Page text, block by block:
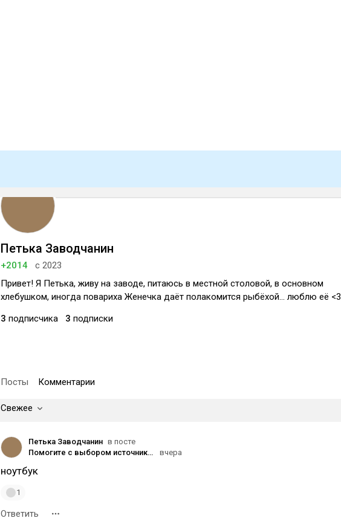
Петька Заводчанин
+2014
с 2023
Привет! Я Петька, живу на заводе, питаюсь в местной столовой, в основном
хлебушком, иногда повариха Женечка даёт полакомится рыбёхой... люблю её <3
3 подписчика 3 подписки
Посты Комментарии
Свежее
Петька Заводчанин в посте
Помогите с выбором источника бесперебойного питания для ПК?
вчера
ноутбук
1
Ответить